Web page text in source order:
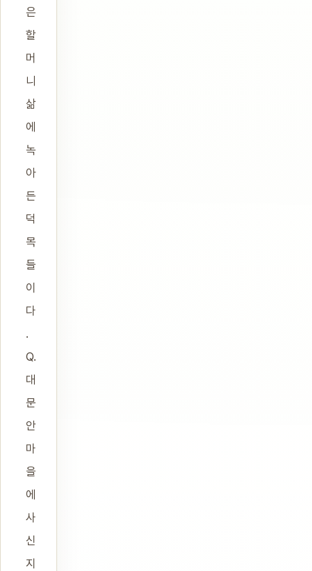
은
할
머
니
삶
에
녹
아
든
덕
목
들
이
다
.
Q.
대
문
안
마
을
에
사
신
지